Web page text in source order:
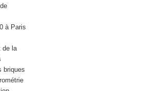
à Paris
de la
briques